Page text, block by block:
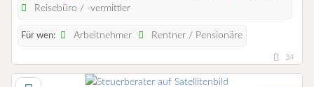
Reisebüro / -vermittler
Für wen: Arbeitnehmer Rentner / Pensionäre
34